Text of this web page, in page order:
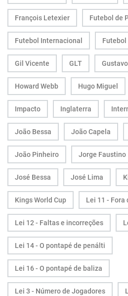
François Letexier Futebol de
Futebol Internacional Futebol
Gil Vicente GLT
Howard Webb Hugo Miguel
Impacto Inglaterra
João Bessa João Capela
João Pinheiro Jorge Faustino
José Bessa José Lima
Kings World Cup Lei 11 - Fora
Lei 12 - Faltas e incorreções
Lei 14 - O pontapé de penálti
Lei 16 - O pontapé de baliza
Lei 3 - Número de Jogadores